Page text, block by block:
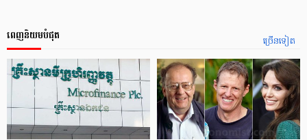
ច្រើនទៀត
ពេញនិយមបំផុត